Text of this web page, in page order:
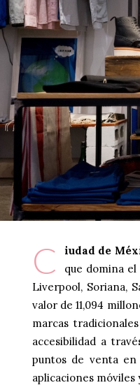
C iudad de
que domina
Liverpool, Soriana,
valor de 11,094
marcas
accesibilidad a
puntos de venta en
aplicaciones